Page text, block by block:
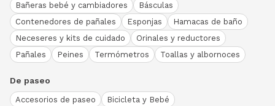
Bañeras bebé y cambiadores
Básculas
Contenedores de pañales
Esponjas
Hamacas de baño
Neceseres y kits de cuidado
Orinales y reductores
Pañales
Peines Termómetros Toallas y albornoces
De paseo
Accesorios de paseo
Bicicleta y Bebé